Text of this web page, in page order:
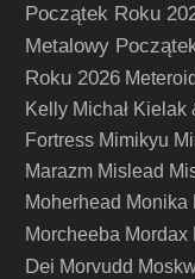
Początek Roku
Metalowy
Roku 2026
Kelly Michał Kielak
Fortress Mimikyu
Marazm Mislead
Moherhead Monika
Morcheeba Mordax
Dei Morvudd